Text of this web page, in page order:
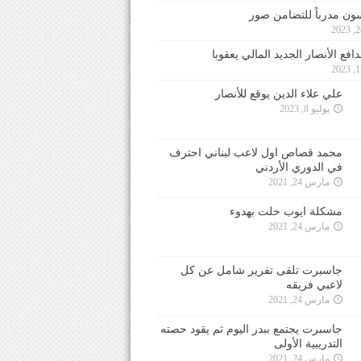
مدرباً للتضامن صور
الأنصار الجديد المالي يعقوبا
علي علاء الدين يوقع للأنصار
يوليو 8, 2023
محمد قصاص اول لاعب لبناني احترف
في الدوري الأردني
مارس 24, 2021
مشكلة ايوب حلت بهدوء
مارس 24, 2021
جاسبرت تلقى تقرير شامل عن كل
لاعبي فريقه
مارس 24, 2021
جاسبرت يجتمع ببدر اليوم ثم يقود حصته
التدريبية الأولى
مارس 24, 2021